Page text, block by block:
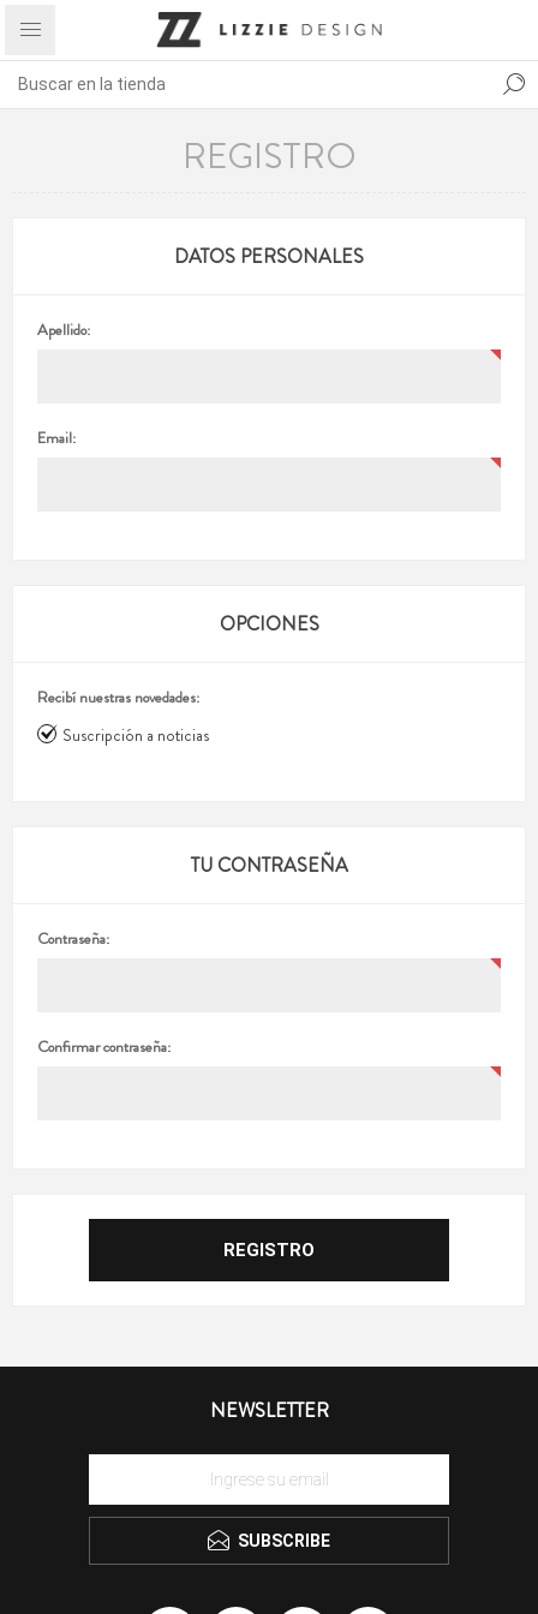
REGISTRO
DATOS PERSONALES
Apellido:
Email:
OPCIONES
Recibí nuestras novedades:
Suscripción a noticias
TU CONTRASEÑA
Contraseña:
Confirmar contraseña:
NEWSLETTER
SUBSCRIBE